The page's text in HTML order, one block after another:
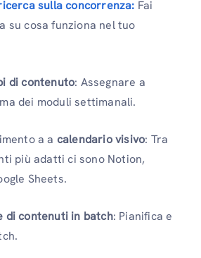
sulla concorrenza: Fai
su cosa funziona nel tuo
di contenuto: Assegnare a
dei moduli settimanali.
a a calendario visivo: Tra
più adatti ci sono Notion,
Sheets.
di contenuti in batch: Pianifica e